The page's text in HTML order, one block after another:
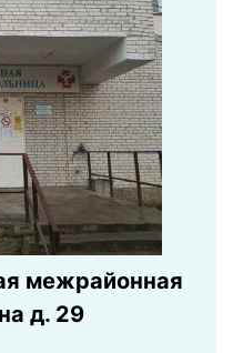
межрайонная
д. 29